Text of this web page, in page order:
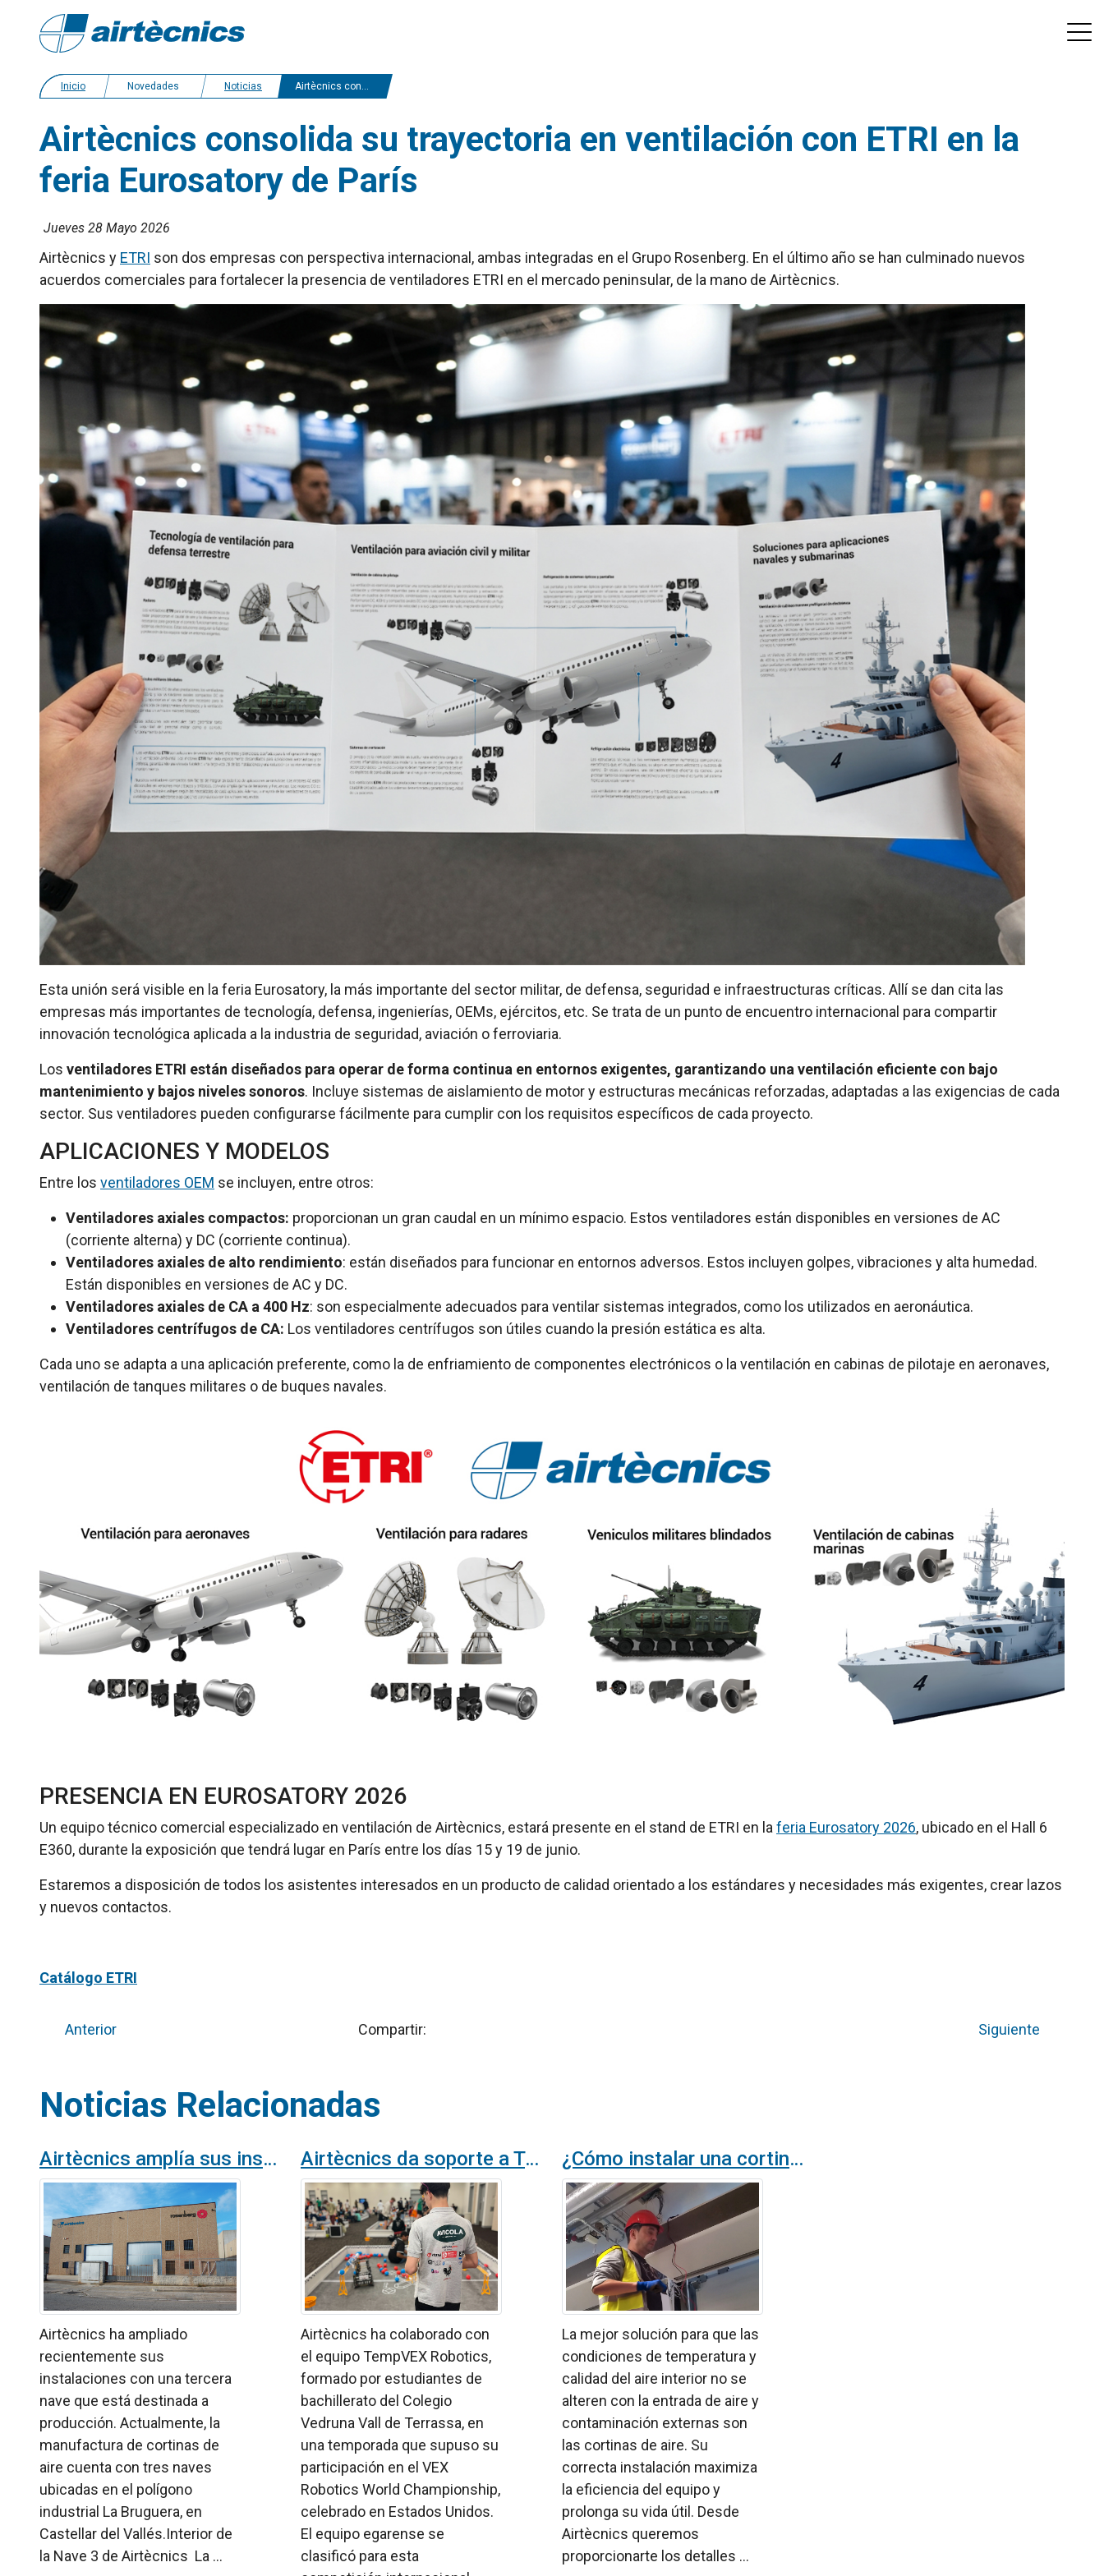
Inicio Novedades Noticias Airtècnics consolida su trayectoria en ventilación con ETRI en la feria Eurosatory de París
Airtècnics consolida su trayectoria en ventilación con ETRI en la
feria Eurosatory de París
Jueves 28 Mayo 2026
Airtècnics y ETRI son dos empresas con perspectiva internacional, ambas integradas en el Grupo Rosenberg. En el último año se han culminado nuevos
acuerdos comerciales para fortalecer la presencia de ventiladores ETRI en el mercado peninsular, de la mano de Airtècnics.
Esta unión será visible en la feria Eurosatory, la más importante del sector militar, de defensa, seguridad e infraestructuras críticas. Allí se dan cita las
empresas más importantes de tecnología, defensa, ingenierías, OEMs, ejércitos, etc. Se trata de un punto de encuentro internacional para compartir
innovación tecnológica aplicada a la industria de seguridad, aviación o ferroviaria.
Los ventiladores ETRI están diseñados para operar de forma continua en entornos exigentes, garantizando una ventilación eficiente con bajo
mantenimiento y bajos niveles sonoros. Incluye sistemas de aislamiento de motor y estructuras mecánicas reforzadas, adaptadas a las exigencias de cada
sector. Sus ventiladores pueden configurarse fácilmente para cumplir con los requisitos específicos de cada proyecto.
APLICACIONES Y MODELOS
Entre los ventiladores OEM se incluyen, entre otros:
Ventiladores axiales compactos: proporcionan un gran caudal en un mínimo espacio. Estos ventiladores están disponibles en versiones de AC
(corriente alterna) y DC (corriente continua).
Ventiladores axiales de alto rendimiento: están diseñados para funcionar en entornos adversos. Estos incluyen golpes, vibraciones y alta humedad.
Están disponibles en versiones de AC y DC.
Ventiladores axiales de CA a 400 Hz: son especialmente adecuados para ventilar sistemas integrados, como los utilizados en aeronáutica.
Ventiladores centrífugos de CA: Los ventiladores centrífugos son útiles cuando la presión estática es alta.
Cada uno se adapta a una aplicación preferente, como la de enfriamiento de componentes electrónicos o la ventilación en cabinas de pilotaje en aeronaves,
ventilación de tanques militares o de buques navales.
PRESENCIA EN EUROSATORY 2026
Un equipo técnico comercial especializado en ventilación de Airtècnics, estará presente en el stand de ETRI en la feria Eurosatory 2026, ubicado en el Hall 6
E360, durante la exposición que tendrá lugar en París entre los días 15 y 19 de junio.
Estaremos a disposición de todos los asistentes interesados en un producto de calidad orientado a los estándares y necesidades más exigentes, crear lazos
y nuevos contactos.
Catálogo ETRI
Anterior Compartir: Siguiente
Noticias Relacionadas
Airtècnics amplía sus instalaciones con una tercera nave de producción
Airtècnics ha ampliado
recientemente sus
instalaciones con una tercera
nave que está destinada a
producción. Actualmente, la
manufactura de cortinas de
aire cuenta con tres naves
ubicadas en el polígono
industrial La Bruguera, en
Castellar del Vallés.Interior de
la Nave 3 de Airtècnics La ...
Airtècnics da soporte a TempVEX, el equipo de Terrassa que compitió al Mundial de robótica en los Estados Unidos
Airtècnics ha colaborado con
el equipo TempVEX Robotics,
formado por estudiantes de
bachillerato del Colegio
Vedruna Vall de Terrassa, en
una temporada que supuso su
participación en el VEX
Robotics World Championship,
celebrado en Estados Unidos.
El equipo egarense se
clasificó para esta
¿Cómo instalar una cortina de aire?
La mejor solución para que las
condiciones de temperatura y
calidad del aire interior no se
alteren con la entrada de aire y
contaminación externas son
las cortinas de aire. Su
correcta instalación maximiza
la eficiencia del equipo y
prolonga su vida útil. Desde
Airtècnics queremos
proporcionarte los detalles ...